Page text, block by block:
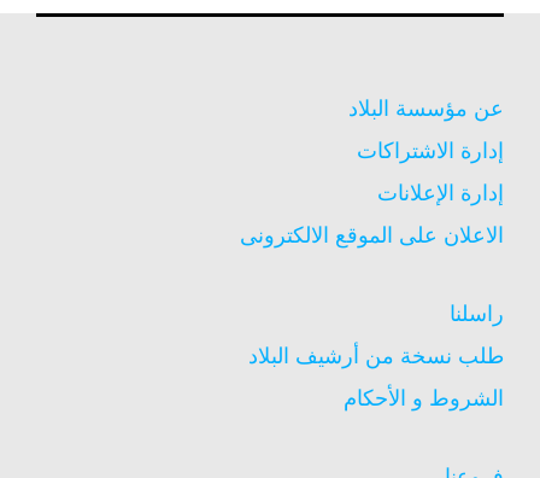
عن مؤسسة البلاد
إدارة الاشتراكات
إدارة الإعلانات
الاعلان على الموقع الالكترونى
راسلنا
طلب نسخة من أرشيف البلاد
الشروط و الأحكام